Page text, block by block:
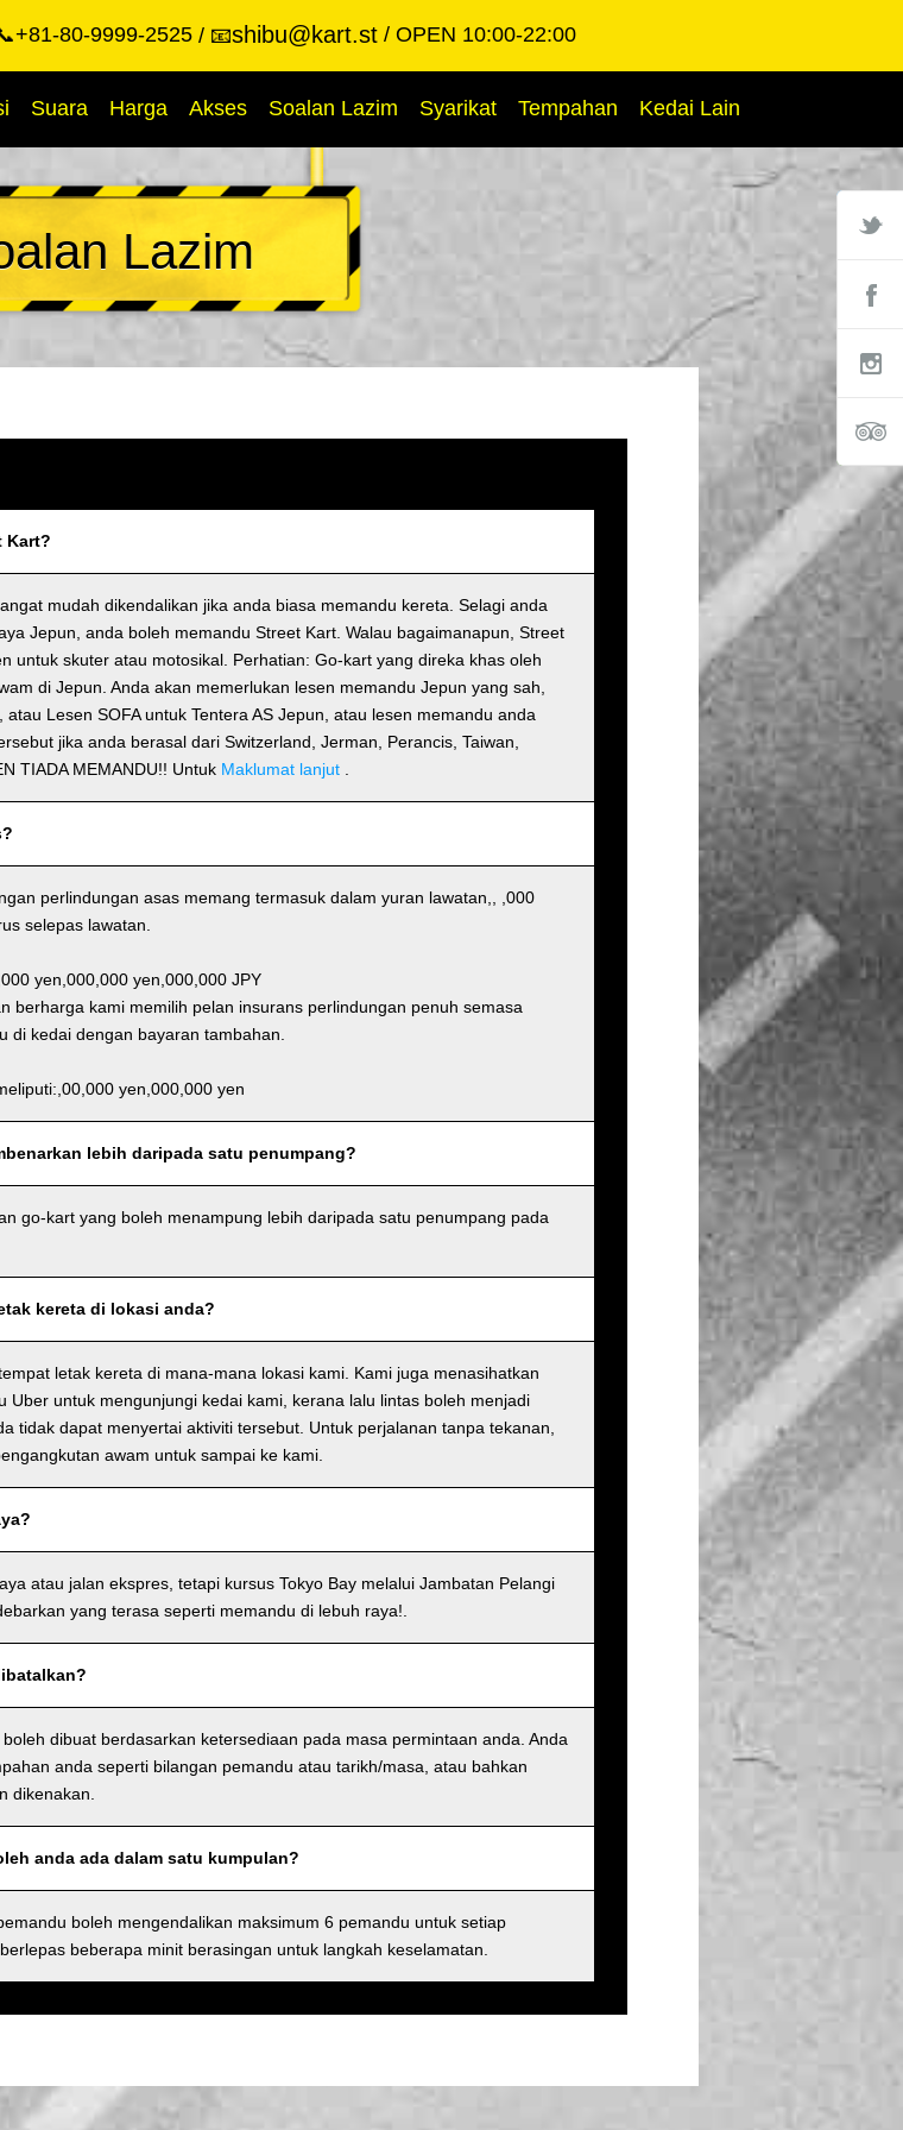
80-9999-2525 📧shibu@kart.st OPEN 10:00-22:00
Suara Harga Akses Soalan Lazim Syarikat Tempahan Kedai Lain
Lazim
Kart?
mudah dikendalikan jika anda biasa memandu kereta. Selagi anda
Jepun, anda boleh memandu Street Kart. Walau bagaimanapun, Street
untuk skuter atau motosikal. Perhatian: Go-kart yang direka khas oleh
di Jepun. Anda akan memerlukan lesen memandu Jepun yang sah,
Lesen SOFA untuk Tentera AS Jepun, atau lesen memandu anda
jika anda berasal dari Switzerland, Jerman, Perancis, Taiwan,
TIADA MEMANDU!! Untuk Maklumat lanjut
perlindungan asas memang termasuk dalam yuran lawatan,, ,000
selepas lawatan.
yen,000,000 yen,000,000 JPY
berharga kami memilih pelan insurans perlindungan penuh semasa
di kedai dengan bayaran tambahan.
yen,000,000 yen
lebih daripada satu penumpang?
go-kart yang boleh menampung lebih daripada satu penumpang pada
kereta di lokasi anda?
letak kereta di mana-mana lokasi kami. Kami juga menasihatkan
Uber untuk mengunjungi kedai kami, kerana lalu lintas boleh menjadi
tidak dapat menyertai aktiviti tersebut. Untuk perjalanan tanpa tekanan,
awam untuk sampai ke kami.
atau jalan ekspres, tetapi kursus Tokyo Bay melalui Jambatan Pelangi
yang terasa seperti memandu di lebuh raya!.
dibuat berdasarkan ketersediaan pada masa permintaan anda. Anda
anda seperti bilangan pemandu atau tarikh/masa, atau bahkan
dikenakan.
anda ada dalam satu kumpulan?
boleh mengendalikan maksimum 6 pemandu untuk setiap
beberapa minit berasingan untuk langkah keselamatan.